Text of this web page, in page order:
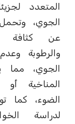
المتعدد
الجوي،
عن كثافة
والرطوبة
الجوي، مما
المناخية أو
الضوء، كما
لدراسة